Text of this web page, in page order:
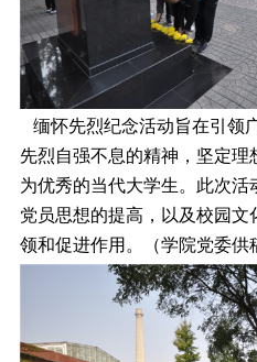
缅怀先烈纪念活动旨在引领
先烈自强不息的精神，坚定
为优秀的当代大学生。此次
党员思想的提高，以及校园文
领和促进作用。（学院党委供